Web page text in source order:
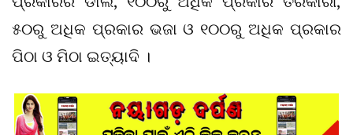
୫୦ରୁ ଅଧିକ ପ୍ରକାର ଭଜା ଓ ୧୦୦ରୁ ଅଧିକ ପ୍ରକାର
ପିଠା ଓ ମିଠା ଇତ୍ୟାଦି ।